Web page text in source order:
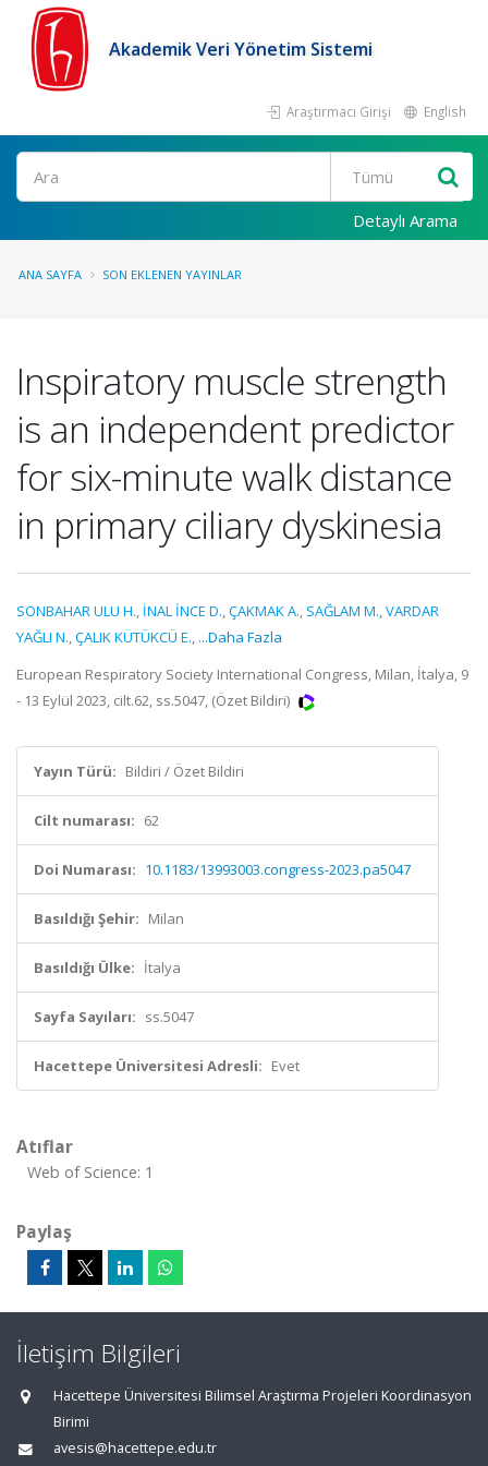
Akademik Veri Yönetim Sistemi
Araştırmacı Girişi English
Ara
Detaylı Arama
ANA SAYFA SON EKLENEN YAYINLAR
Inspiratory muscle strength
is an independent predictor
for six-minute walk distance
in primary ciliary dyskinesia
SONBAHAR ULU H., İNAL İNCE D.,ÇAKMAK A., SAĞLAM M.,VARDAR
YAĞLI N.,ÇALIK KÜTÜKCÜ E., ...Daha Fazla
European Respiratory Society International Congress, Milan, İtalya, 9
- 13 Eylül 2023, cilt.62, ss.5047, (Özet Bildiri)
Yayın Türü: Bildiri / Özet Bildiri
Cilt numarası: 62
Doi Numarası: 10.1183/13993003.congress-2023.pa5047
Basıldığı Şehir: Milan
Basıldığı Ülke: İtalya
Sayfa Sayıları: ss.5047
Hacettepe Üniversitesi Adresli: Evet
Atıflar
Web of Science: 1
Paylaş
İletişim Bilgileri
Hacettepe Üniversitesi Bilimsel Araştırma Projeleri Koordinasyon
Birimi
avesis@hacettepe.edu.tr